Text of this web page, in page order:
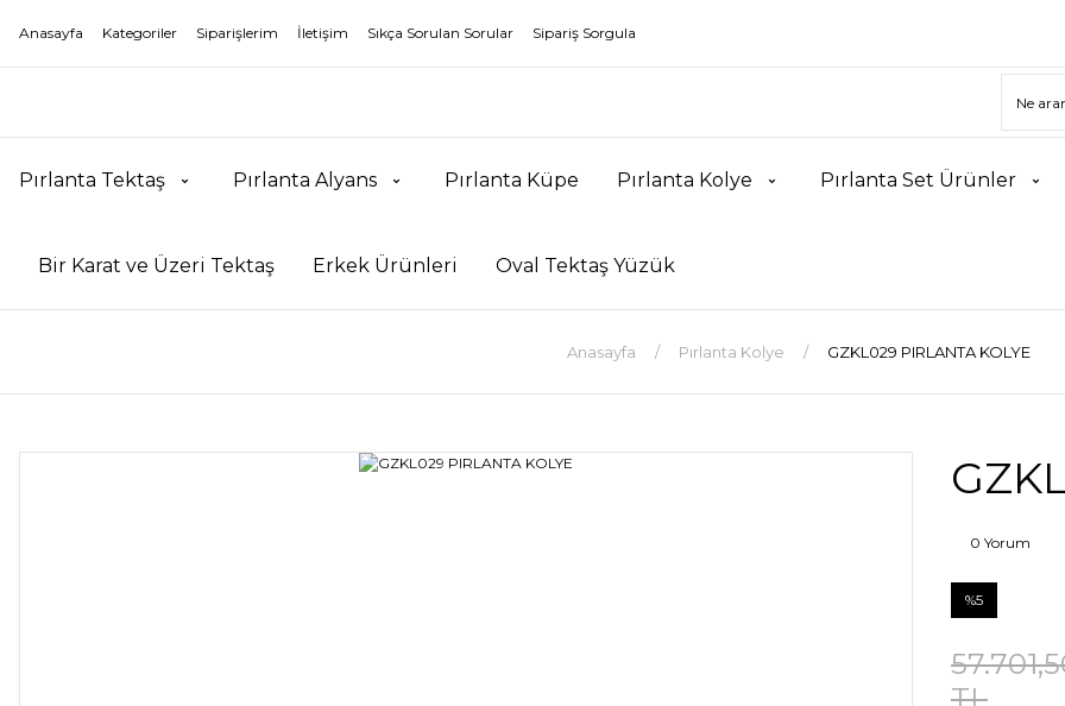
Anasayfa Kategoriler Siparişlerim İletişim Sıkça Sorulan Sorular Sipariş Sorgula
Pırlanta Tektaş Pırlanta Alyans Pırlanta Küpe Pırlanta Kolye Pırlanta Set Ürünler
Bir Karat ve Üzeri Tektaş Erkek Ürünleri Oval Tektaş Yüzük
Anasayfa Pırlanta Kolye GZKL029 PIRLANTA KOLYE
0 Yorum
%5
TL